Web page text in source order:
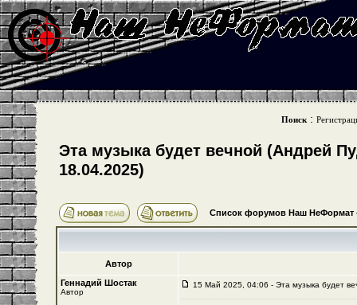
Поиск :
Эта музыка будет вечной (Андрей
18.04.2025)
Список форумов Наш НеФормат
Автор
Геннадий Шостак
Автор
15 Май 2025, 04:06 - Эта музыка будет